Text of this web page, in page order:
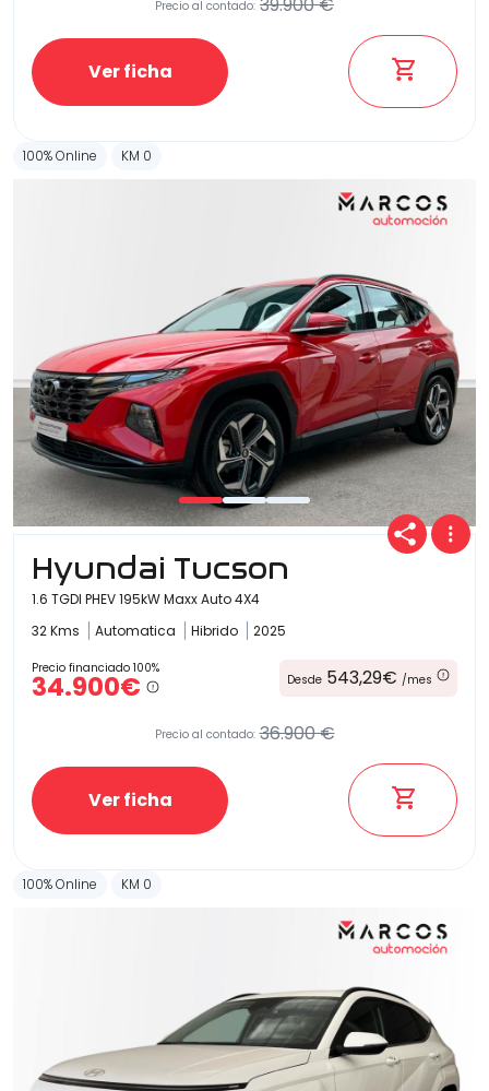
Precio al contado: 39.900 €
Ver ficha
100% Online KM 0
Hyundai Tucson
1.6 TGDI PHEV 195kW Maxx Auto 4X4
32 Kms
Automatica Hibrido 2025
Precio financiado 100%
34.900€ Desde 543,29€ /mes
Precio al contado: 36.900 €
Ver ficha
100% Online KM 0